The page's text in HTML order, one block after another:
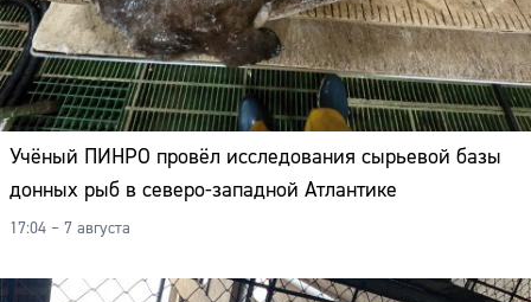
Учёный ПИНРО провёл исследования сырьевой базы
донных рыб в северо-западной Атлантике
17:04 – 7 августа